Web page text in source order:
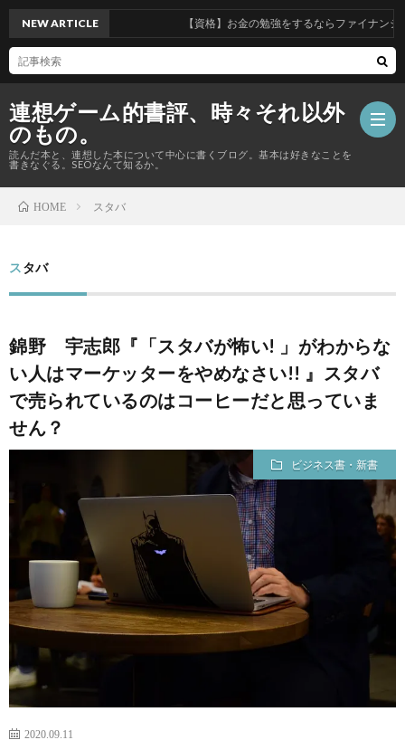
連想ゲーム的書評、時々それ以外
のもの。
読んだ本と、連想した本について中心に書くブログ。基本は好きなことを
書きなぐる。SEOなんて知るか。
話】
レ
し
た
合
（未
完）
NEW ARTICLE 【資格】お金の勉強をするならファイナンシ
HOME スタバ
スタバ
錦野 宇志郎『「スタバが怖い! 」がわからな
い人はマーケッターをやめなさい!! 』スタバ
で売られているのはコーヒーだと思っていま
せん？
ビジネス書・新書
2020.09.11